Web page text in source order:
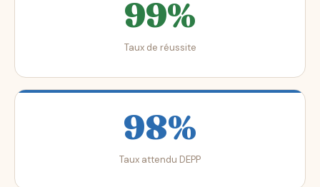
99%
Taux de réussite
98%
Taux attendu DEPP